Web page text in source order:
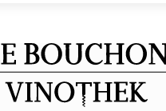
Royal
Tokaji
0,5
Menge